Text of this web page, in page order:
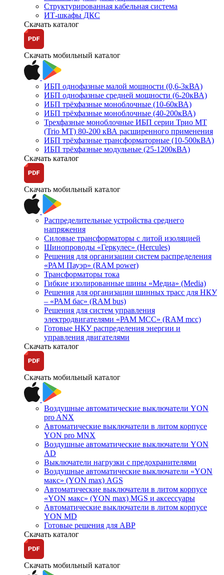
Структурированная кабельная система
ИТ-шкафы ДКС
Скачать каталог
Скачать мобильный каталог
ИБП однофазные малой мощности (0,6-3кВА)
ИБП однофазные средней мощности (6-20кВА)
ИБП трёхфазные моноблочные (10-60кВА)
ИБП трёхфазные моноблочные (40-200кВА)
Трехфазные моноблочные ИБП серии Трио МТ
(Trio MT) 80-200 кВА расширенного применения
ИБП трёхфазные трансформаторные (10-500кВА)
ИБП трёхфазные модульные (25-1200кВА)
Скачать каталог
Скачать мобильный каталог
Распределительные устройства среднего
напряжения
Силовые трансформаторы с литой изоляцией
Шинопроводы «Геркулес» (Hercules)
Решения для организации систем распределения
«РАМ Пауэр» (RAM power)
Трансформаторы тока
Гибкие изолированные шины «Медиа» (Media)
Решения для организации шинных трасс для НКУ
– «РАМ бас» (RAM bus)
Решения для систем управления
электродвигателями «РАМ МСС» (RAM mcc)
Готовые НКУ распределения энергии и
управления двигателями
Скачать каталог
Скачать мобильный каталог
Воздушные автоматические выключатели YON
pro ANX
Автоматические выключатели в литом корпусе
YON pro MNX
Воздушные автоматические выключатели YON
AD
Выключатели нагрузки с предохранителями
Воздушные автоматические выключатели «YON
макс» (YON max) AGS
Автоматические выключатели в литом корпусе
«YON макс» (YON max) MGS и аксессуары
Автоматические выключатели в литом корпусе
YON MD
Готовые решения для АВР
Скачать каталог
Скачать мобильный каталог